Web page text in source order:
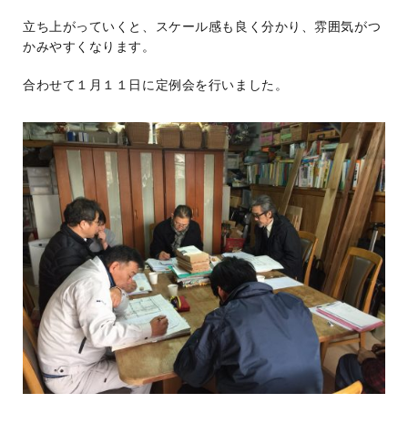
立ち上がっていくと、スケール感も良く分かり、雰囲気がつ
かみやすくなります。
合わせて１月１１日に定例会を行いました。